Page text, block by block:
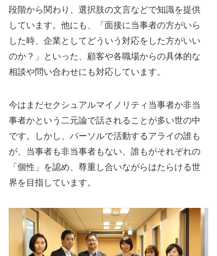
段階から関わり、選択肢の文言などで知識を提供
しています。他にも、「面接に当事者の方がいら
した時、企業としてどういう対応をした方がいい
のか？」といった、顧客や各職場からの具体的な
相談や問い合わせにも対応しています。
今はまだセクシュアルマイノリティ当事者か非当
事者かという二元論で話されることが多い世の中
です。しかし、パーソルで活動するアライの誰も
が、当事者も非当事者もない、誰もがそれぞれの
「個性」を認め、尊重し合いながらはたらける世
界を目指しています。